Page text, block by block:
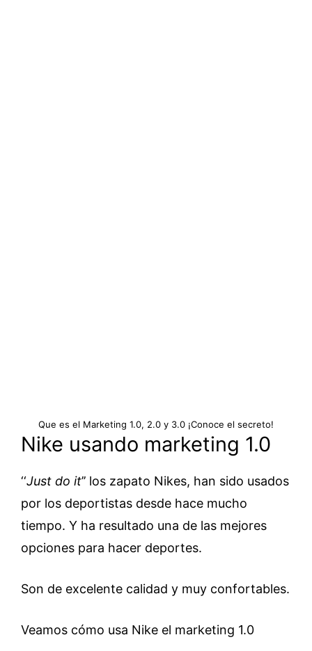
Que es el Marketing 1.0, 2.0 y 3.0 ¡Conoce el secreto!
Nike usando marketing 1.0
‘‘Just do it’’ los zapato Nikes, han sido usados
por los deportistas desde hace mucho
tiempo. Y ha resultado una de las mejores
opciones para hacer deportes.
Son de excelente calidad y muy confortables.
Veamos cómo usa Nike el marketing 1.0